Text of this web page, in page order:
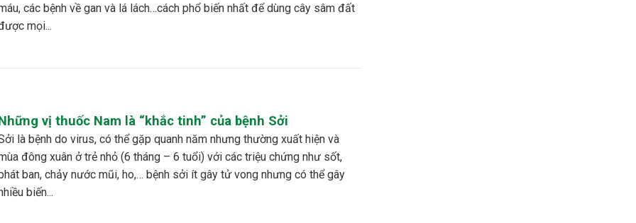
các bệnh về gan và lá lách…cách phổ biến nhất để dùng cây sâm đất
mọi...
vị thuốc Nam là “khắc tinh” của bệnh Sởi
nhưng thường xuất hiện và
đông xuân ở trẻ nhỏ (6 tháng – 6 tuổi) với các triệu chứng như sốt,
ban, chảy nước mũi, ho,… bệnh sởi ít gây tử vong nhưng có thể gây
biến...